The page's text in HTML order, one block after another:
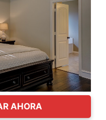
AHORA